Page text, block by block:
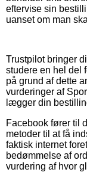
eftervise sin
uanset om man
Trustpilot bringer
studere en hel del
på grund af dette
vurderinger af
lægger din
Facebook fører til
metoder til at få
faktisk internet
bedømmelse af
vurdering af hvor